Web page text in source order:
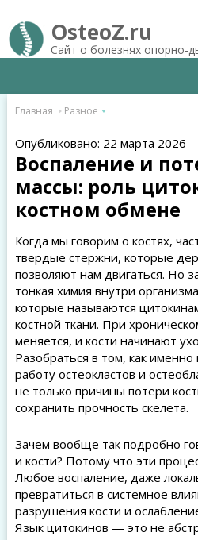
OsteoZ.ru
Сайт о болезнях опорно-
Главная Разное
Опубликовано: 22 марта 2026
Воспаление и
массы: роль
костном обмене
Когда мы говорим о костях,
твердые стержни, которые
позволяют нам двигаться. Но
тонкая химия внутри
которые называются
костной ткани. При
меняется, и кости начинают
Разобраться в том, как
работу остеокластов и
не только причины потери
сохранить прочность скелета.
Зачем вообще так подробно
и кости? Потому что эти
Любое воспаление, даже
превратиться в системное
разрушения кости и
Язык цитокинов — это не